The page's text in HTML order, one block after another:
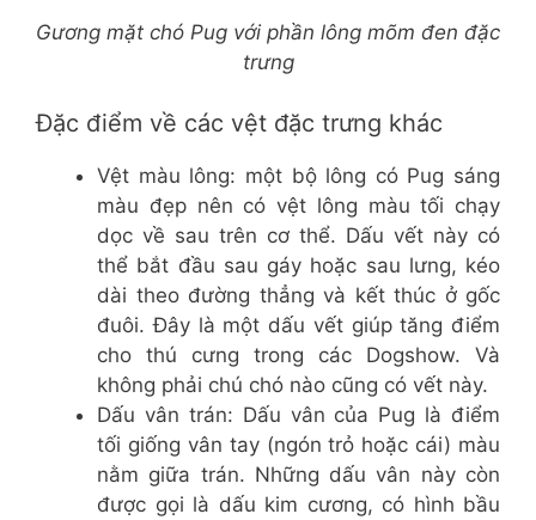
Gương mặt chó Pug với phần lông mõm đen đặc
trưng
Đặc điểm về các vệt đặc trưng khác
Vệt màu lông: một bộ lông có Pug sáng
màu đẹp nên có vệt lông màu tối chạy
dọc về sau trên cơ thể. Dấu vết này có
thể bắt đầu sau gáy hoặc sau lưng, kéo
dài theo đường thẳng và kết thúc ở gốc
đuôi. Đây là một dấu vết giúp tăng điểm
cho thú cưng trong các Dogshow. Và
không phải chú chó nào cũng có vết này.
Dấu vân trán: Dấu vân của Pug là điểm
tối giống vân tay (ngón trỏ hoặc cái) màu
nằm giữa trán. Những dấu vân này còn
được gọi là dấu kim cương, có hình bầu